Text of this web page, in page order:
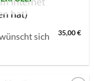
sich
35,00€